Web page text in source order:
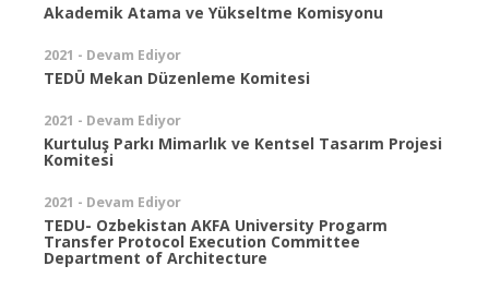
Akademik Atama ve Yükseltme Komisyonu
2021 - Devam Ediyor
TEDÜ Mekan Düzenleme Komitesi
2021 - Devam Ediyor
Kurtuluş Parkı Mimarlık ve Kentsel Tasarım Projesi
Komitesi
2021 - Devam Ediyor
TEDU- Ozbekistan AKFA University Progarm
Transfer Protocol Execution Committee
Department of Architecture